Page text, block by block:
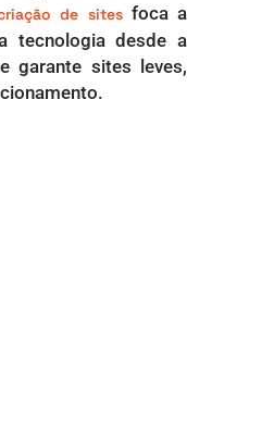
de sitesfoca a
tecnologia desde a
garante sites leves,